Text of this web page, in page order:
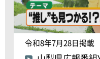
令和8年7月28日掲載